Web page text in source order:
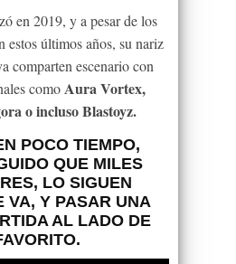
en 2019, y a pesar de los
estos últimos años, su nariz
comparten escenario con
comoAura Vortex,
o incluso Blastoyz.
POCO TIEMPO,
QUE MILES
LO SIGUEN
VA, Y PASAR UNA
AL LADO DE